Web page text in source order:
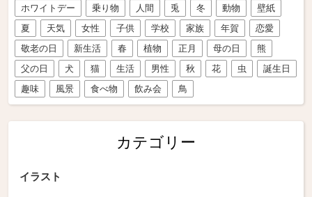
ホワイトデー
乗り物 人間 兎 冬 動物
壁紙
夏
天気 女性 子供 学校 家族 年賀
恋愛
敬老の日
新生活 春 植物 正月 母の日
熊
父の日
犬 猫 生活 男性 秋 花 虫
誕生日
趣味
風景 食べ物 飲み会 鳥
カテゴリー
イラスト